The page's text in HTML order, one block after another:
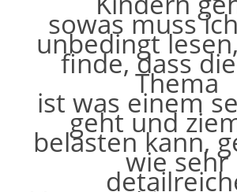
sowas muss
unbedingt
finde, dass
Thema
ist was einem
geht und
belasten kann,
wie sehr